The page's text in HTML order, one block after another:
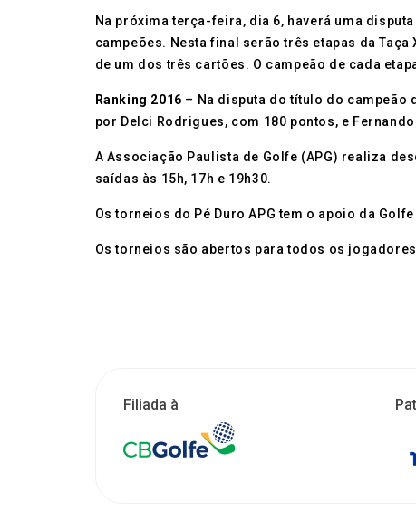
Na próxima terça-feira, dia 6, haverá uma
campeões. Nesta final serão três etapas da
de um dos três cartões. O campeão de cada
Ranking 2016 – Na disputa do título do campeão
por Delci Rodrigues, com 180 pontos, e
A Associação Paulista de Golfe (APG) realiza
saídas às 15h, 17h e 19h30.
Os torneios do Pé Duro APG tem o apoio da
Os torneios são abertos para todos os
Filiada à